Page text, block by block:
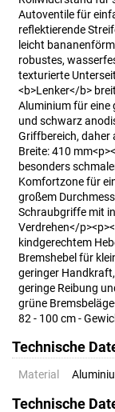
Autoventile für
reflektierende
leicht
robustes,
texturierte
<b>Lenker</b>
Aluminium für eine
und schwarz
Griffbereich, daher
Breite: 410
besonders
Komfortzone für
großem
Schraubgriffe mit
Verdrehen</
kindgerechtem
Bremshebel für
geringer
geringe Reibung
grüne
82 - 100 cm -
Technische
Material
Technische